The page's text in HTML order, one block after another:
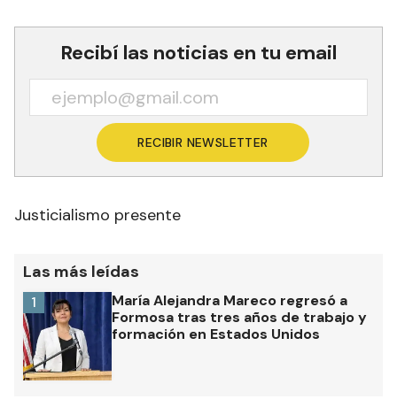
Recibí las noticias en tu email
RECIBIR NEWSLETTER
Justicialismo presente
Las más leídas
María Alejandra Mareco regresó a
Formosa tras tres años de trabajo y
formación en Estados Unidos
1